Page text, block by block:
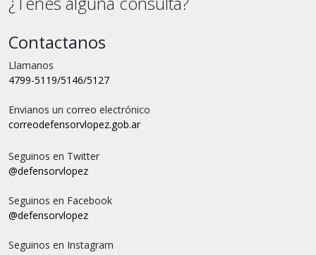
Contactanos
Llamanos
4799-5119/5146/5127
Envianos un correo electrónico
correodefensorvlopez.gob.ar
Seguinos en Twitter
@defensorvlopez
Seguinos en Facebook
@defensorvlopez
Seguinos en Instagram